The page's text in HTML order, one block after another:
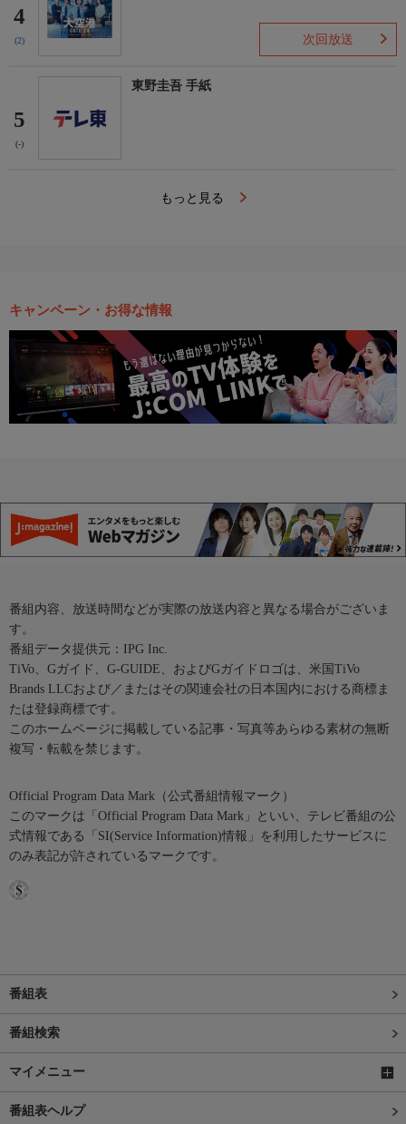
4
(2) 次回放送
5
(-)
東野圭吾 手紙
もっと見る
キャンペーン・お得な情報
番組内容、放送時間などが実際の放送内容と異なる場合がございま
す。
番組データ提供元：IPG Inc.
TiVo、Gガイド、G-GUIDE、およびGガイドロゴは、米国TiVo
Brands LLCおよび／またはその関連会社の日本国内における商標ま
たは登録商標です。
このホームページに掲載している記事・写真等あらゆる素材の無断
複写・転載を禁じます。
Official Program Data Mark（公式番組情報マーク）
このマークは「Official Program Data Mark」といい、テレビ番組の公
式情報である「SI(Service Information)情報」を利用したサービスに
のみ表記が許されているマークです。
番組表
番組検索
マイメニュー
番組表ヘルプ